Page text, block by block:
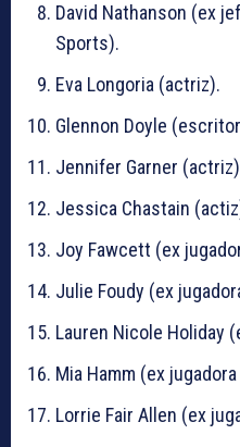
David Nathanson (ex
Sports).
Eva Longoria (actriz).
Glennon Doyle
Jennifer Garner
Jessica Chastain
Joy Fawcett (ex
Julie Foudy (ex
Lauren Nicole Holiday
Mia Hamm (ex
Lorrie Fair Allen (ex